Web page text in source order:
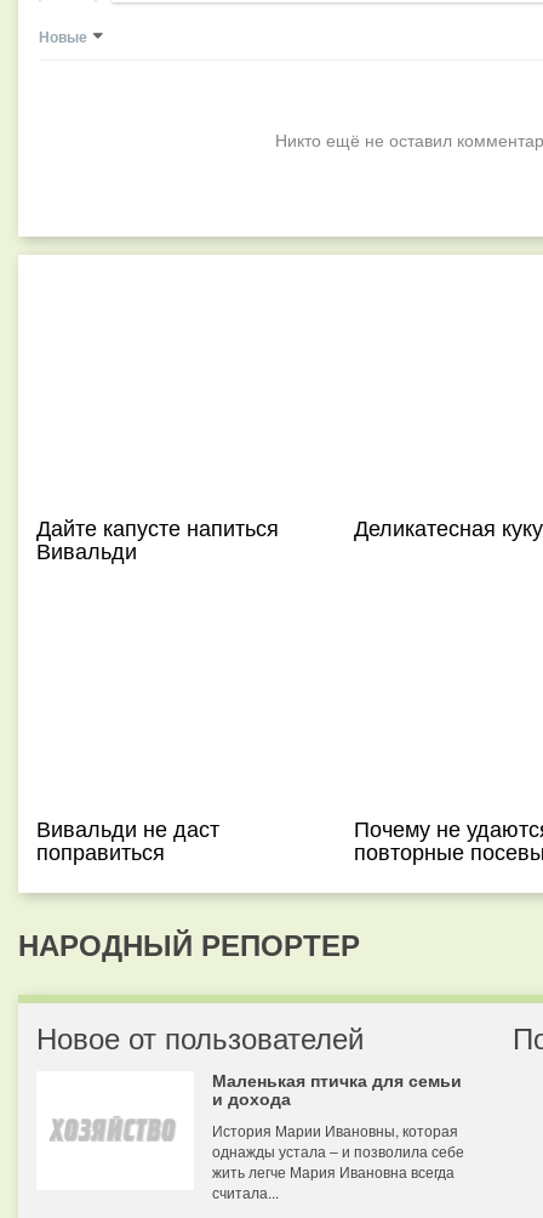
Новые
Никто ещё не оставил
Дайте капусте напиться
Вивальди
Деликатесная
Вивальди не даст
поправиться
Почему не
повторные
НАРОДНЫЙ РЕПОРТЕР
Новое от пользователей
Маленькая птичка для семьи
и дохода
История Марии Ивановны, которая
однажды устала – и позволила себе
жить легче Мария Ивановна всегда
считала...